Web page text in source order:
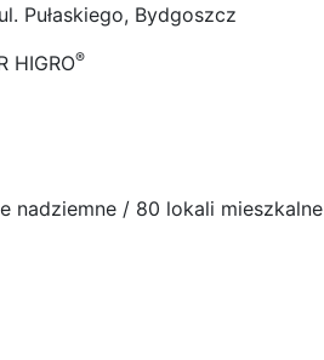
Pułaskiego, Bydgoszcz
HIGRO®
nadziemne / 80 lokali mieszkalne